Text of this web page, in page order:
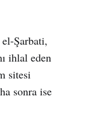
Şarbati,
ihlal eden
sitesi
sonra ise